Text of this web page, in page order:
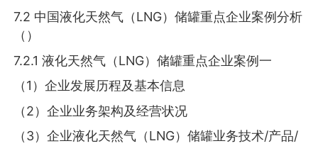
7.2 中国液化天然气（LNG）储罐重点企业案例分析
（）
7.2.1 液化天然气（LNG）储罐重点企业案例一
（1）企业发展历程及基本信息
（2）企业业务架构及经营状况
（3）企业液化天然气（LNG）储罐业务技术/产品/